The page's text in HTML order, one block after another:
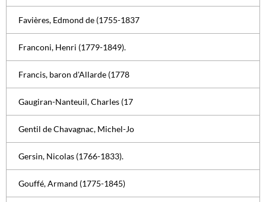
Favières, Edmond de (1755-1837
Franconi, Henri (1779-1849).
Francis, baron d'Allarde (1778
Gaugiran-Nanteuil, Charles (17
Gentil de Chavagnac, Michel-Jo
Gersin, Nicolas (1766-1833).
Gouffé, Armand (1775-1845)